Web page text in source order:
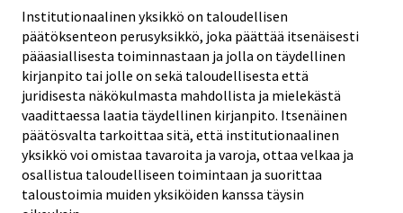
Institutionaalinen yksikkö on taloudellisen
päätöksenteon perusyksikkö, joka päättää itsenäisesti
pääasiallisesta toiminnastaan ja jolla on täydellinen
kirjanpito tai jolle on sekä taloudellisesta että
juridisesta näkökulmasta mahdollista ja mielekästä
vaadittaessa laatia täydellinen kirjanpito. Itsenäinen
päätösvalta tarkoittaa sitä, että institutionaalinen
yksikkö voi omistaa tavaroita ja varoja, ottaa velkaa ja
osallistua taloudelliseen toimintaan ja suorittaa
taloustoimia muiden yksiköiden kanssa täysin